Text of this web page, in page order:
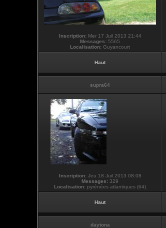
Inscription:Mer 17 Juil 2013 21:44
Messages: 5565
Localisation: Guyancourt
Haut
supra64
Inscription:Jeu 18 Juil 2013 08:08
Messages: 329
Localisation: pyrénées atlantiques (64)
Haut
daytona